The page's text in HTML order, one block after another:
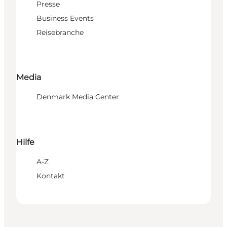
Presse
Business Events
Reisebranche
Media
Denmark Media Center
Hilfe
A-Z
Kontakt